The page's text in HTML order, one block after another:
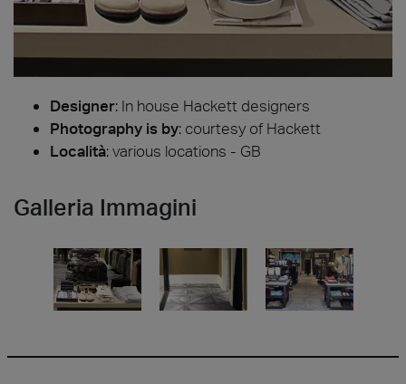
Designer: In house Hackett designers
Photography is by: courtesy of Hackett
Località: various locations - GB
Galleria Immagini